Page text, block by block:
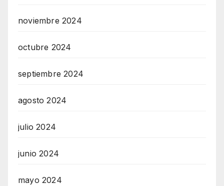
noviembre 2024
octubre 2024
septiembre 2024
agosto 2024
julio 2024
junio 2024
mayo 2024